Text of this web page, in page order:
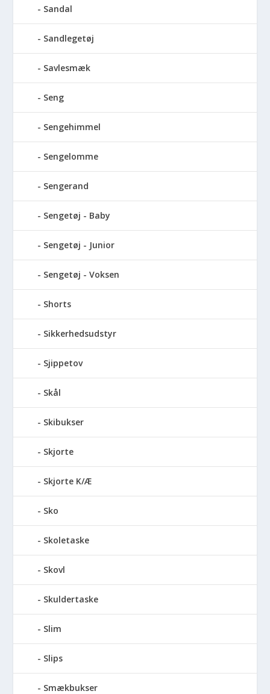
Sandal
Sandlegetøj
Savlesmæk
Seng
Sengehimmel
Sengelomme
Sengerand
Sengetøj - Baby
Sengetøj - Junior
Sengetøj - Voksen
Shorts
Sikkerhedsudstyr
Sjippetov
Skål
Skibukser
Skjorte
Skjorte K/Æ
Sko
Skoletaske
Skovl
Skuldertaske
Slim
Slips
Smækbukser